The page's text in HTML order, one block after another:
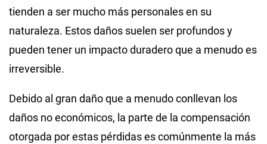
tienden a ser mucho más personales en su
naturaleza. Estos daños suelen ser profundos y
pueden tener un impacto duradero que a menudo es
irreversible.
Debido al gran daño que a menudo conllevan los
daños no económicos, la parte de la compensación
otorgada por estas pérdidas es comúnmente la más